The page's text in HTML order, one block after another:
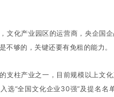
文化产业园区的运营商，央企国
不够的，关键还要有免租的能力。
支柱产业之一，目前规模以上文
选“全国文化企业30强”及提名